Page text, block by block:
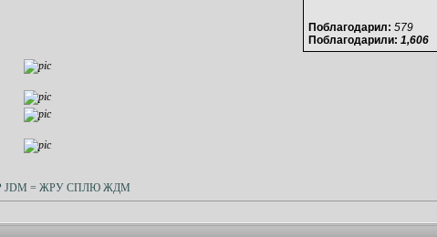
Поблагодарил: 579
Поблагодарили: 1,606
JDM = ЖРУ СПЛЮ ЖДМ